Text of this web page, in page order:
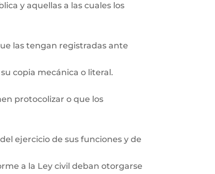
y aquellas a las cuales los
las tengan registradas ante
copia mecánica o literal.
protocolizar o que los
ejercicio de sus funciones y de
a la Ley civil deban otorgarse